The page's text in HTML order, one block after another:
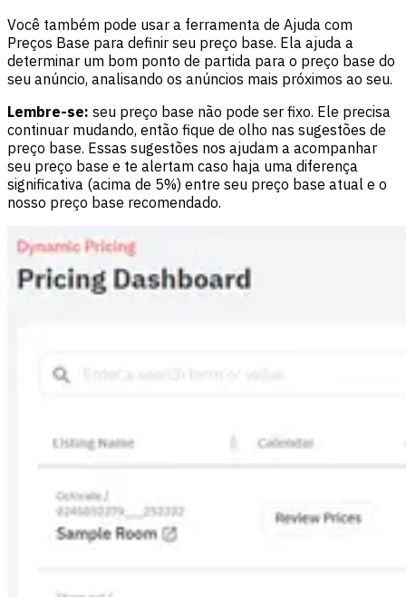
Você também pode usar a ferramenta de Ajuda com
Preços Base para definir seu preço base. Ela ajuda a
determinar um bom ponto de partida para o preço base do
seu anúncio, analisando os anúncios mais próximos ao seu.
Lembre-se: seu preço base não pode ser fixo. Ele precisa
continuar mudando, então fique de olho nas sugestões de
preço base. Essas sugestões nos ajudam a acompanhar
seu preço base e te alertam caso haja uma diferença
significativa (acima de 5%) entre seu preço base atual e o
nosso preço base recomendado.